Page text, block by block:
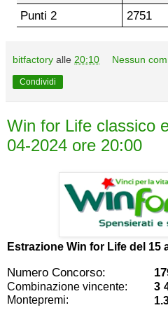
Punti 2
2751
bitfactory alle 20:10 Nessun
Condividi
Win for Life classico
04-2024 ore 20:00
Estrazione Win for Life del 15
Numero Concorso:
Combinazione vincente:
3
Montepremi: